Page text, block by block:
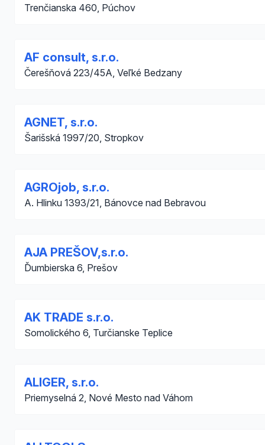
Trenčianska 460, Púchov
AF consult, s.r.o.
Čerešňová 223/45A, Veľké Bedzany
AGNET, s.r.o.
Šarišská 1997/20, Stropkov
AGROjob, s.r.o.
A. Hlinku 1393/21, Bánovce nad Bebravou
AJA PREŠOV,s.r.o.
Ďumbierska 6, Prešov
AK TRADE s.r.o.
Somolického 6, Turčianske Teplice
ALIGER, s.r.o.
Priemyselná 2, Nové Mesto nad Váhom